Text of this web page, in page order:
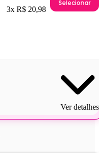
3x R$ 20,98
Selecionar
Ver detalhes